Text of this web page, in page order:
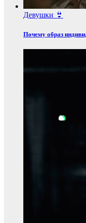
Девушки 👙
Почему образ